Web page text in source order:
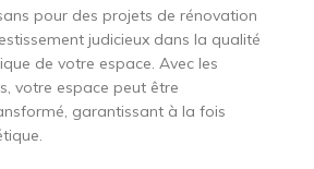
pour des projets de rénovation
judicieux dans la qualité
de votre espace. Avec les
votre espace peut être
garantissant à la fois